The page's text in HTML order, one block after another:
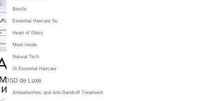
Boucle
Essential Haircare Su
Heart of Glass
More Inside
Natural Tech
Oi Essential Haircare
DSD de Luxe
Antiseborrheic and Anti-Dandruff Treatment